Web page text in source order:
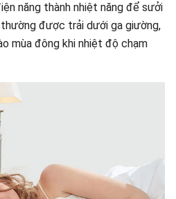
năng thành nhiệt năng để sưởi
được trải dưới ga giường,
mùa đông khi nhiệt độ chạm